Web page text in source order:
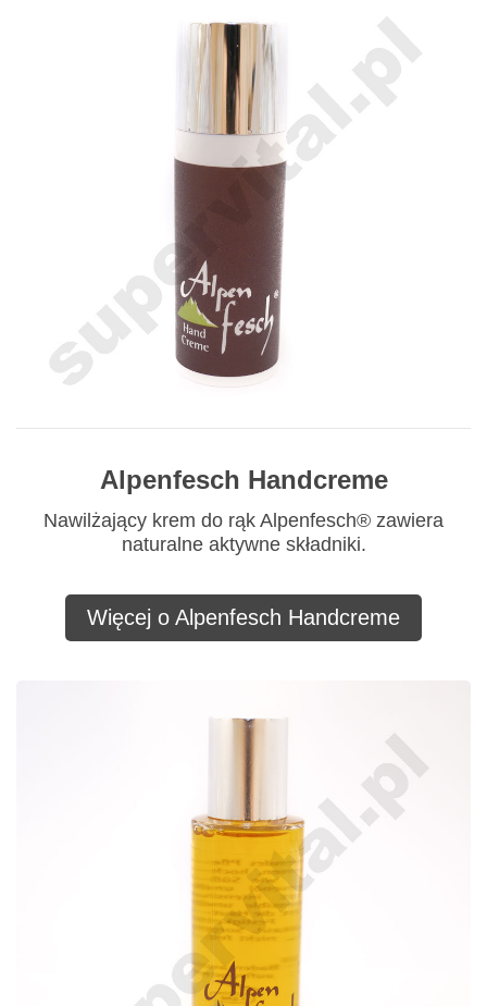
Alpenfesch Handcreme
Nawilżający krem do rąk Alpenfesch® zawiera
naturalne aktywne składniki.
Więcej o Alpenfesch Handcreme